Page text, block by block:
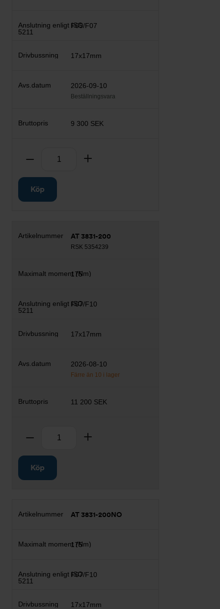
F05/F07
17x17mm
2026-09-10
Beställningsvara
9 300 SEK
Ta bort
Köp
AT 3831-200
RSK 5354239
175
F07/F10
17x17mm
2026-08-10
Färre än 10 i lager
11 200 SEK
Ta bort
Köp
AT 3831-200NO
175
F07/F10
17x17mm